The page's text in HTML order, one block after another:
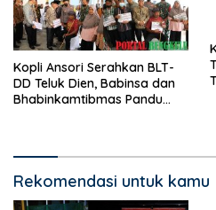
Kopli Ansori Serahkan BLT-
DD Teluk Dien, Babinsa dan
Bhabinkamtibmas Pandu
Rekomendasi untuk kamu